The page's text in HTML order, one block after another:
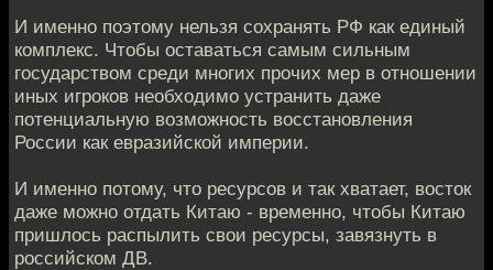
И именно поэтому нельзя сохранять РФ как единый
комплекс. Чтобы оставаться самым сильным
государством среди многих прочих мер в отношении
иных игроков необходимо устранить даже
потенциальную возможность восстановления
России как евразийской империи.
И именно потому, что ресурсов и так хватает, восток
даже можно отдать Китаю - временно, чтобы Китаю
пришлось распылить свои ресурсы, завязнуть в
российском ДВ.